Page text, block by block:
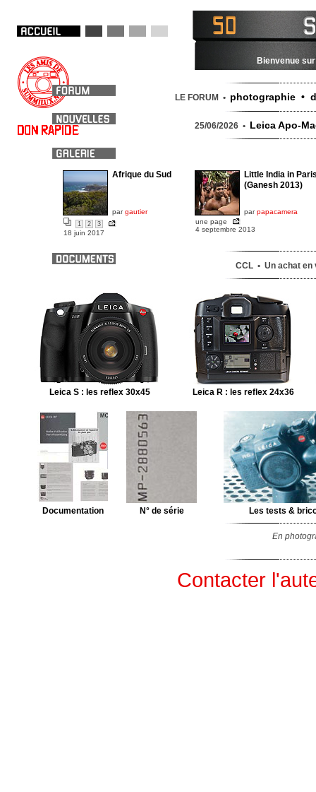
Bienvenue
LE FORUM • photographie •
25/06/2026 • Leica Apo-
Afrique du Sud
pargautier
1 2 3
18 juin 2017
Little India in
(Ganesh 2013)
parpapacamera
une page
4 septembre 2013
CCL • Un achat
Leica S : les reflex 30x45 Leica R : les reflex 24x36
Documentation N° de série Les tests &
En
Contacter